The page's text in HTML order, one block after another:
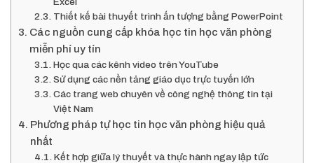
Thiết kế bài thuyết trình ấn tượng bằng PowerPoint
Các nguồn cung cấp khóa học tin học văn phòng
miễn phí uy tín
Học qua các kênh video trên YouTube
Sử dụng các nền tảng giáo dục trực tuyến lớn
Các trang web chuyên về công nghệ thông tin tại
Việt Nam
Phương pháp tự học tin học văn phòng hiệu quả
nhất
Kết hợp giữa lý thuyết và thực hành ngay lập tức